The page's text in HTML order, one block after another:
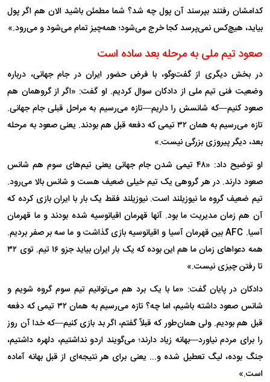
کدامشان رفتند بپرسند آن پول چه شد؟ شما مطمئن باشید الان هم اگر پول
بیاید، هیچ‌کس نمی‌پرسد کجا خرج می‌شود؛ همه‌چیز تمام می‌شود و می‌رود.»
صعود تیم ملی به مرحله بعد ساده است
در بخش دیگری از گفت‌وگو، با فرض حضور ایران در جام جهانی، درباره
وضعیت فنی تیم ملی از دادکان سوال کردیم. او گفت: «اگر از گروهمان هم
صعود کنیم—که شانسش را داریم—تازه می‌رسیم به مراحل قبلی جام جهانی.
تازه می‌رسیم به همان ۳۲ تیمی که دفعه قبل هم بودند. یعنی صعود به مرحله
بعد، دیگر پیروزی بزرگی نیست.»
او توضیح داد: «۴۸ تیمی شدن جام جهانی یعنی تیم‌های سوم هم شانس
صعود دارند. در هر گروهی یک تیم خیلی ضعیف هست و شانس بالا می‌رود.
تیم ضعیف گروه ما نیوزیلند است. نیوزیلند فقط یک بار با ایران بازی کرده که
آن هم زمان مدیریت ما بود. آنها قهرمان اقیانوسیه شده بودند و ما قهرمان
آسیا. AFC بین قهرمان آسیا و اقیانوسیه بازی گذاشت و ما سه بر صفر بردیم.
همه دعوا‌های زمان ما هم این بوده که یک بار ایران بیاید جزو ۱۶ تیم. توی ۳۲
تا رفتن چیزی نیست.»
دادکان در پایان گفت: «ما با یک برد هم می‌توانیم تیم سوم گروه شویم و
شانس صعود داشته باشیم، اما چه؟ تازه می‌رسیم به همان ۳۲ تیمی که دفعه
قبل هم بودیم. ولی همان‌طور که قبلاً گفتم، اگر بد بازی کنیم—که خدا آن روز
را برای مردم نیاورد—بهانه زیاد دارند؛ می‌گویند اردو نداشتیم، دلهره داشتیم،
جنگ بوده، لیگ تعطیل شده و... یعنی برای هر نتیجه‌ای از قبل بهانه آماده
است.»